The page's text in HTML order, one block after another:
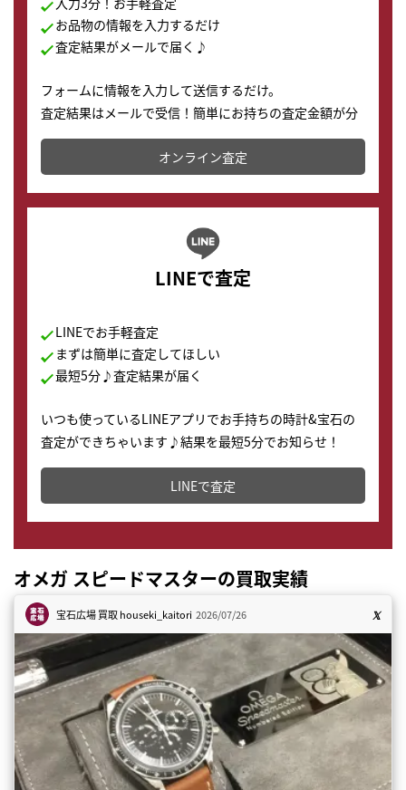
お品物の情報を入力するだけ
査定結果がメールで届く♪
フォームに情報を入力して送信するだけ。
査定結果はメールで受信！簡単にお持ちの査定金額が分
かります。
オンライン査定
LINEで査定
LINEでお手軽査定
まずは簡単に査定してほしい
最短5分♪査定結果が届く
いつも使っているLINEアプリでお手持ちの時計&宝石の
査定ができちゃいます♪結果を最短5分でお知らせ！
どこからでもすぐに査定金額を知ることが出来ます。
LINEで査定
オメガ スピードマスターの買取実績
宝石広場 買取houseki_kaitori 2026/07/26